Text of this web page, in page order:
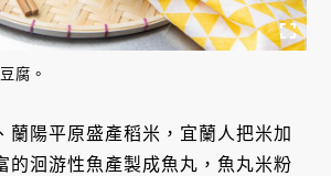
腐。
蘭陽平原盛產稻米，宜蘭人把米加
的洄游性魚產製成魚丸，魚丸米粉